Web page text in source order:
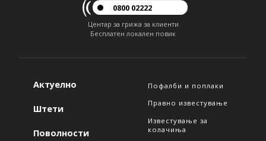
0800 02222
Центар за грижа за клиенти
Бесплатен локален повик
Актуелно
Штети
Поволности
Пофалби и поплаки
Правно известување
Известување за
колачиња